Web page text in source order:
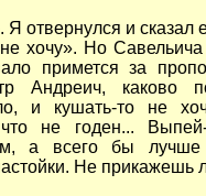
отвернулся и сказал
хочу». Но
примется за
Андреич, каково
и кушать-то не
не годен... Выпей-
а всего бы лучше
Не прикажешь